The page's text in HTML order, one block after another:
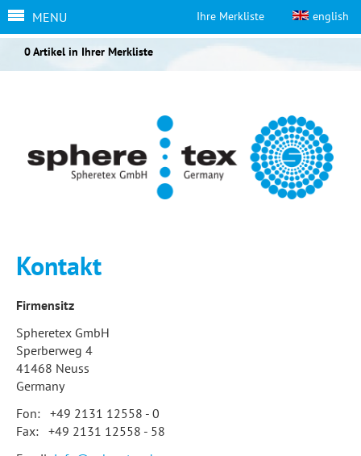
english
Ihre Merkliste
0 Artikel in Ihrer Merkliste
MENU
Kontakt
Firmensitz
Spheretex GmbH
Sperberweg 4
41468 Neuss
Germany
Fon: +49 2131 12558 - 0
Fax: +49 2131 12558 - 58